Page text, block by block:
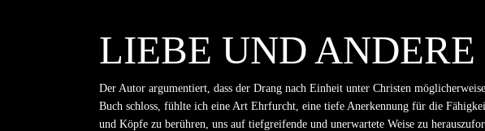
LIEBE UND
Der Autor argumentiert, dass der Drang nach Einheit unter Christen
Buch schloss, fühlte ich eine Art Ehrfurcht, eine tiefe Anerkennung für die
und Köpfe zu berühren, uns auf tiefgreifende und unerwartete Weise zu